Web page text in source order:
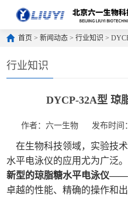
首页 >新闻动态 >行业知识 >
行业知识
DYCP-32A型 琼
作者：六一生物 发布时间
在生物科技领域，实验技
水平电泳仪的应用尤为广泛
新型的琼脂糖水平电泳仪
卓越的性能、精确的操作和